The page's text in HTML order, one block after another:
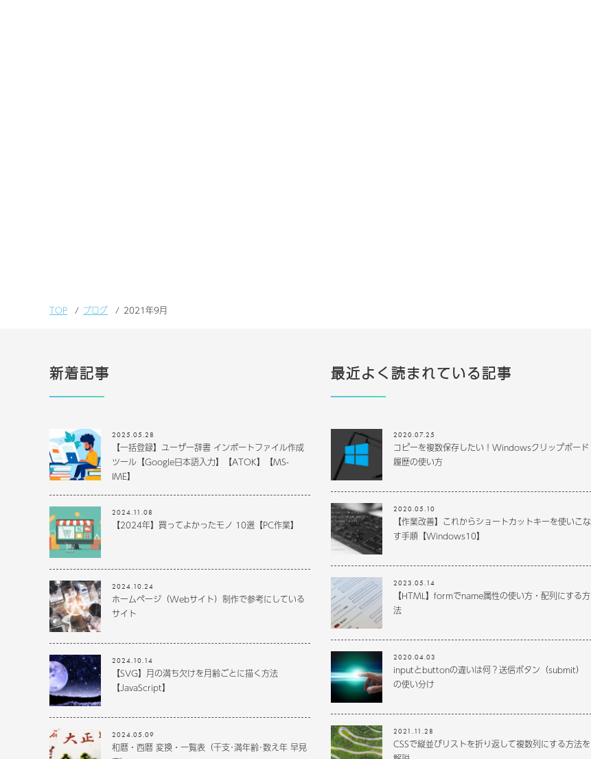
TOP ブログ 2021年9月
新着記事
2025.05.28
【一括登録】ユーザー辞書 インポートファイル作成
ツール【Google日本語入力】【ATOK】【MS-
IME】
2024.11.08
【2024年】買ってよかったモノ 10選【PC作業】
2024.10.24
ホームページ（Webサイト）制作で参考にしている
サイト
2024.10.14
【SVG】月の満ち欠けを月齢ごとに描く方法
【JavaScript】
2024.05.09
和暦・西暦 変換・一覧表（干支･満年齢･数え年 早見
最近よく読まれている記事
2020.07.25
コピーを複数保存したい！Windowsクリップボード
履歴の使い方
2020.05.10
【作業改善】これからショートカットキーを使いこな
す手順【Windows10】
2023.05.14
【HTML】formでname属性の使い方・配列にする方
法
2020.04.03
inputとbuttonの違いは何？送信ボタン（submit）
の使い分け
2021.11.28
CSSで縦並びリストを折り返して複数列にする方法を